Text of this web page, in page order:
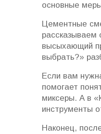
основные
Цементные
рассказываем
высыхающий
выбрать?»
Если вам
помогает
миксеры. А в
инструменты
Наконец,